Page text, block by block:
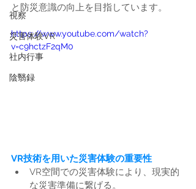
視察
災害体験VR
社内行事
陰翳録
と防災意識の向上を目指しています。
https://www.youtube.com/watch?
v=c9hctzF2qM0
VR技術を用いた災害体験の重要性
VR空間での災害体験により、現実的
な災害準備に繋げる。